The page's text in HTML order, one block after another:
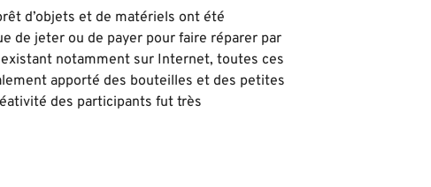
d’objets et de matériels ont été
de jeter ou de payer pour faire réparer par
existant notamment sur Internet, toutes ces
apporté des bouteilles et des petites
des participants fut très